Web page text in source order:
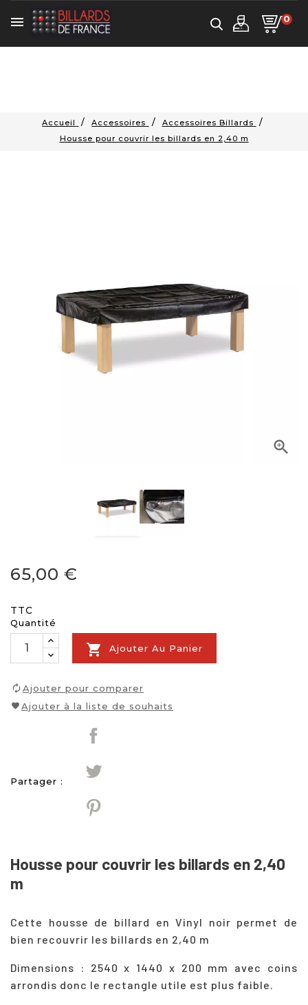
 0
Accueil Accessoires
Accessoires Billards
Housse pour couvrir les billards en 2,40 m

65,00 €
TTC
Quantité
 Ajouter Au Panier
Ajouter pour comparer
Ajouter à la liste de souhaits
Partager :
Housse pour couvrir les billards en 2,40
m
Cette housse de billard en Vinyl noir permet de
bien recouvrir les billards en 2,40 m
Dimensions : 2540 x 1440 x 200 mm avec coins
arrondis donc le rectangle utile est plus faible.